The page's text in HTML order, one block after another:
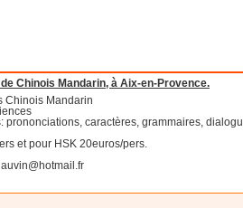
Chinois Mandarin, à Aix-en-Provence.
Chinois Mandarin
prononciations, caractères, grammaires,
et pour HSK 20euros/pers.